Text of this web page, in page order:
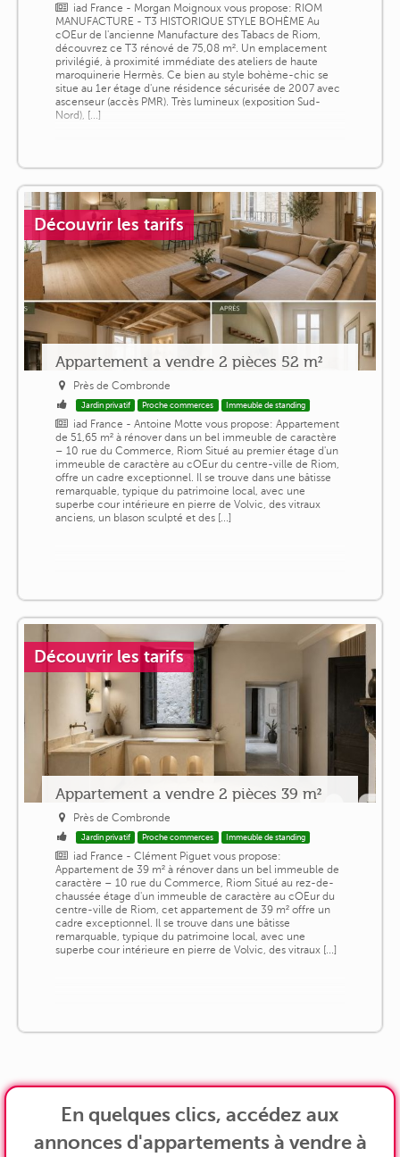
iad France - Morgan Moignoux vous propose: RIOM
MANUFACTURE - T3 HISTORIQUE STYLE BOHÈME Au
cOEur de l'ancienne Manufacture des Tabacs de Riom,
découvrez ce T3 rénové de 75,08 m². Un emplacement
privilégié, à proximité immédiate des ateliers de haute
maroquinerie Hermès. Ce bien au style bohème-chic se
situe au 1er étage d'une résidence sécurisée de 2007 avec
ascenseur (accès PMR). Très lumineux (exposition Sud-
Nord), [...]
Découvrir les tarifs
Appartement a vendre 2 pièces 52 m²
Près de Combronde
Jardin privatif Proche commerces Immeuble de standing
iad France - Antoine Motte vous propose: Appartement
de 51,65 m² à rénover dans un bel immeuble de caractère
– 10 rue du Commerce, Riom Situé au premier étage d'un
immeuble de caractère au cOEur du centre-ville de Riom,
offre un cadre exceptionnel. Il se trouve dans une bâtisse
remarquable, typique du patrimoine local, avec une
superbe cour intérieure en pierre de Volvic, des vitraux
anciens, un blason sculpté et des [...]
Découvrir les tarifs
Appartement a vendre 2 pièces 39 m²
Près de Combronde
Jardin privatif Proche commerces Immeuble de standing
iad France - Clément Piguet vous propose:
Appartement de 39 m² à rénover dans un bel immeuble de
caractère – 10 rue du Commerce, Riom Situé au rez-de-
chaussée étage d'un immeuble de caractère au cOEur du
centre-ville de Riom, cet appartement de 39 m² offre un
cadre exceptionnel. Il se trouve dans une bâtisse
remarquable, typique du patrimoine local, avec une
superbe cour intérieure en pierre de Volvic, des vitraux [...]
En quelques clics, accédez aux
annonces d'appartements à vendre à